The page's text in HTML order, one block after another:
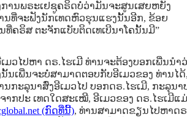
ການພຣະເຢຊູຄຣິດບໍ່ວ່າມັນຈະສູນເສຍຫຍັງ
ນທີ່ຈະຟັງນັກເທດຫົວຮຸນແຮງນັ້ນອີກ, ຂ້ອຍ
ທີ່ຄຣິສ ຕະຈັກແບັບຕິດເທເບີນາໂຄນັ້ນມີ”
ມວໄປຫາ ດຣ.ໄຮເມີ ທ່ານຈະຕ້ອງບອກເພີ່ນນໍ
ນເພີ່ນຈະບໍ່ສາມາດຕອບກັບອີເມວຂອງ ທ່ານໄ
ກະລຸນາສົ່ງອີເມວໄປ ບອກດຣ.ໄຮເມີ, ກະລຸນາ
າກປະ ເທດໃດສະເໝີ, ອີເມວຂອງ ດຣ.ໄຮເມີແ
(ກົດທີ່ນີ້), ທ່ານສາມາດຂຽນໄປຫາດ